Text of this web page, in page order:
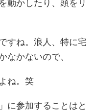
動かしたり、頭をリ
すね。浪人、特に宅
なかないので、
ね。笑
に参加することはと